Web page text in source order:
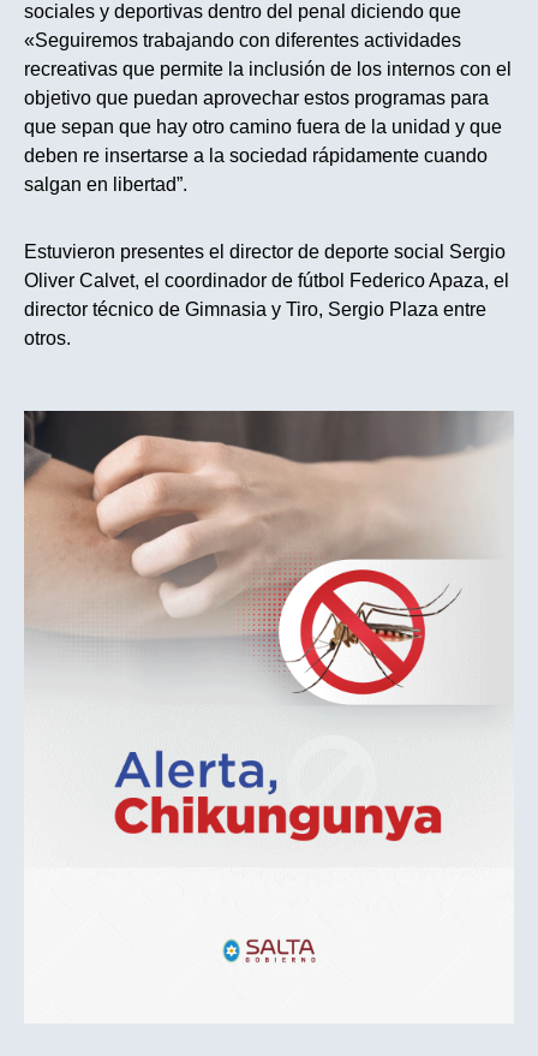
sociales y deportivas dentro del penal diciendo que
«Seguiremos trabajando con diferentes actividades
recreativas que permite la inclusión de los internos con el
objetivo que puedan aprovechar estos programas para
que sepan que hay otro camino fuera de la unidad y que
deben re insertarse a la sociedad rápidamente cuando
salgan en libertad”.
Estuvieron presentes el director de deporte social Sergio
Oliver Calvet, el coordinador de fútbol Federico Apaza, el
director técnico de Gimnasia y Tiro, Sergio Plaza entre
otros.